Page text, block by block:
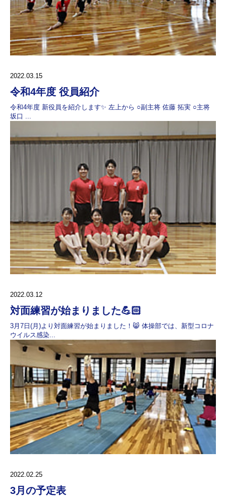
2022.03.15
令和4年度 役員紹介
令和4年度 新役員を紹介します✨ 左上から ○副主将 佐藤 拓実 ○主将
坂口 ...
2022.03.12
対面練習が始まりました💪🏻
3月7日(月)より対面練習が始まりました！😸 体操部では、新型コロナ
ウイルス感染...
2022.02.25
3月の予定表